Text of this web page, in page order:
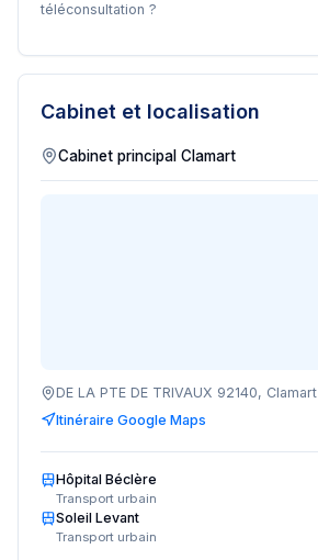
téléconsultation ?
Cabinet et localisation
DE LA PTE DE TRIVAUX 92140, Clamart
Itinéraire Google Maps
Hôpital Béclère
Transport urbain
Soleil Levant
Transport urbain